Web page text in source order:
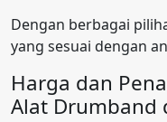
Dengan berbagai
yang sesuai dengan
Harga dan
Alat Drumband